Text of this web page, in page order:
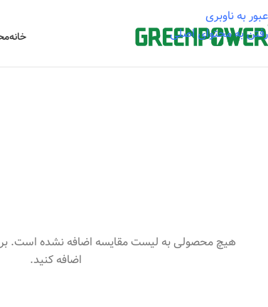
عبور به ناوبری
رفتن به محتوای اصلی
خانه
هیچ محصولی به لیست مقایسه اضافه نشده است.
اضافه کنید.